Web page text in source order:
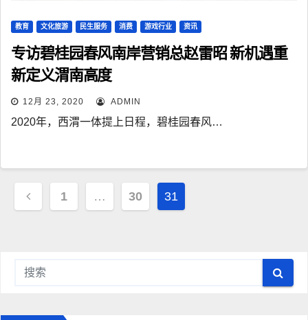
教育 文化旅游 民生服务 消费 游戏行业 资讯
专访碧桂园春风南岸营销总赵雷昭 新机遇重
新定义渭南高度
12月 23, 2020 ADMIN
2020年，西渭一体提上日程，碧桂园春风…
文
航
1 … 30 31